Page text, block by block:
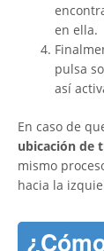
en ella.
pulsa
así
En caso de
ubicación de
mismo
hacia la